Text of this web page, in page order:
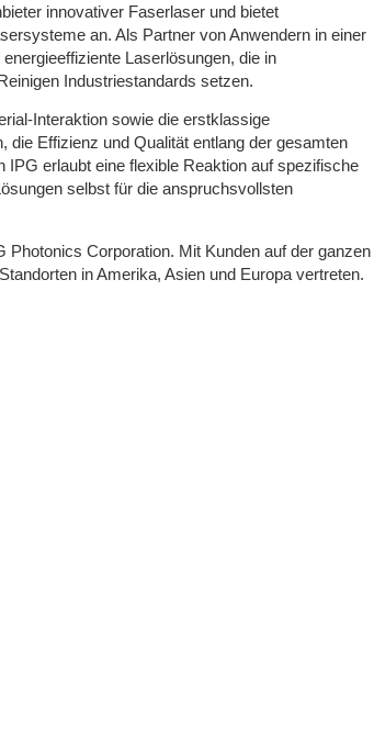
innovativer Faserlaser und bietet
an. Als Partner von Anwendern in einer
Laserlösungen, die in
Industriestandards setzen.
Interaktion sowie die erstklassige
Effizienz und Qualität entlang der gesamten
erlaubt eine flexible Reaktion auf spezifische
selbst für die anspruchsvollsten
Corporation. Mit Kunden auf der ganzen
in Amerika, Asien und Europa vertreten.